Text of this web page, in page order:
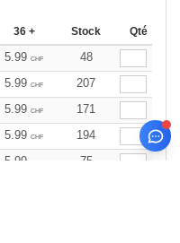
36 + Stock Qté
5.99 CHF
48
5.99 CHF
207
5.99 CHF
171
5.99 CHF
194
5.99
75